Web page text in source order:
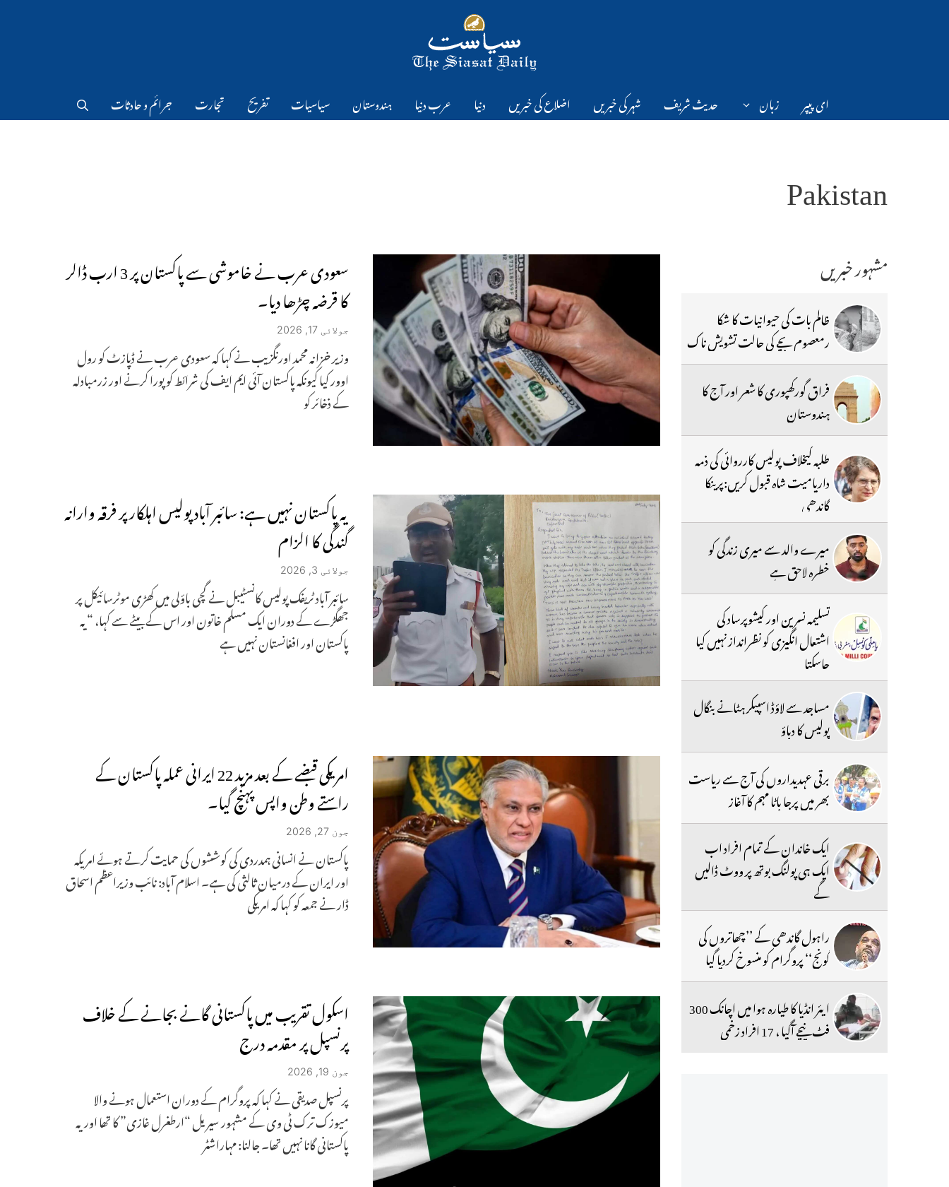
ای پیپر زبان حدیث شریف شہر کی خبریں اضلاع کی خبریں دنیا عرب دنیا ہندوستان سیاسیات تفریح تجارت جرائم و حادثات
Pakistan
سعودی عرب نے خاموشی سے پاکستان پر 3 ارب ڈالر
کا قرضہ چڑھا دیا۔
جولائی 17, 2026
وزیر خزانہ محمد اورنگزیب نے کہا کہ سعودی عرب نے ڈپازٹ کو رول
اوور کیا کیونکہ پاکستان آئی ایم ایف کی شرائط کو پورا کرنے اور زرمبادلہ
کے ذخائر کو
یہ پاکستان نہیں ہے: سائبر آباد پولیس اہلکار پر فرقہ وارانہ
گندگی کا الزام
جولائی 3, 2026
سائبر آباد ٹریفک پولیس کانسٹیبل نے گچی باؤلی میں کھڑی موٹرسائیکل پر
جھگڑے کے دوران ایک مسلم خاتون اور اس کے بیٹے سے کہا، “یہ
پاکستان اور افغانستان نہیں ہے
امریکی قبضے کے بعد مزید 22 ایرانی عملہ پاکستان کے
راستے وطن واپس پہنچ گیا۔
جون 27, 2026
پاکستان نے انسانی ہمدردی کی کوششوں کی حمایت کرتے ہوئے امریکہ
اور ایران کے درمیان ثالثی کی ہے۔ اسلام آباد: نائب وزیراعظم اسحاق
ڈار نے جمعہ کو کہا کہ امریکی
اسکول تقریب میں پاکستانی گانے بجانے کے خلاف
پرنسپل پر مقدمہ درج
جون 19, 2026
پرنسپل صدیقی نے کہا کہ پروگرام کے دوران استعمال ہونے والا
میوزک ترک ٹی وی کے مشہور سیریل “ارطغرل غازی” کا تھا اور یہ
پاکستانی گانا نہیں تھا۔ جالنا: مہاراشٹر
مشہور خبریں
ظالم بات کی حیوانیات کا شکا
رمعصوم بچے کی حالت تشویش ناک
فراق گورکھپوری کا شعر اور آج کا
ہندوستان
طلبہ کیخلاف پولیس کارروائی کی ذمہ
داریامیت شاہ قبول کریں:پرینکا
گاندھی
میرے والد سے میری زندگی کو
خطرہ لاحق ہے
تسلیمہ نسرین اور کیشوپرساد کی
اشتعال انگیزی کو نظرانداز نہیں کیا
جاسکتا
مساجد سے لاؤڈ اسپیکر ہٹانے بنگال
پولیس کا دباؤ
برقی عہدیداروں کی آج سے ریاست
بھر میں پرجا باٹا مہم کا آغاز
ایک خاندان کے تمام افراد اب
ایک ہی پولنگ بوتھ پر ووٹ ڈالیں
گے
راہول گاندھی کے ’’چھاتروں کی
گونج‘‘ پروگرام کو منسوخ کردیا گیا
ایئر انڈیا کا طیارہ ہوا میں اچانک 300
فٹ نیچے آگیا ، 17 افراد زخمی